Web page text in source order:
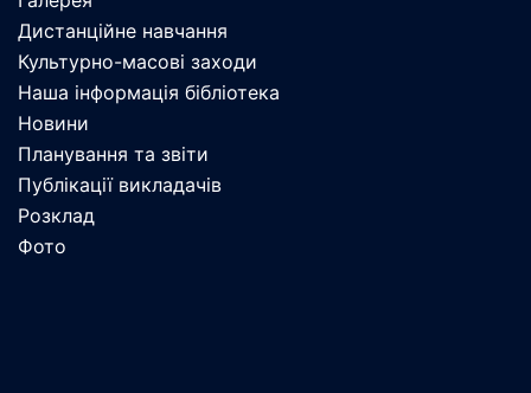
Дистанційне навчання
Культурно-масові заходи
Наша інформація бібліотека
Новини
Планування та звіти
Публікації викладачів
Розклад
Фото